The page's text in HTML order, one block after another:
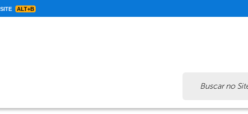
ALT+B